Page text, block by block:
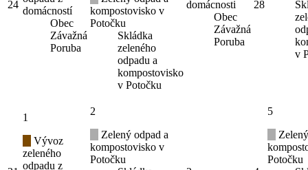
24
domácností
Obec
Závažná
Poruba
kompostovisko v
Potočku
Skládka
zeleného
odpadu a
kompostovisko
v Potočku
domácnosti
Obec
Závažná
Poruba
28
v
1
Vývoz
zeleného
odpadu z
2
Zelený odpad a
kompostovisko v
Potočku
5
Potočku